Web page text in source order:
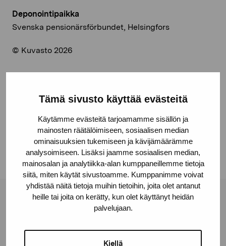
Tämä sivusto käyttää evästeitä
Käytämme evästeitä tarjoamamme sisällön ja
mainosten räätälöimiseen, sosiaalisen median
ominaisuuksien tukemiseen ja kävijämäärämme
analysoimiseen. Lisäksi jaamme sosiaalisen median,
mainosalan ja analytiikka-alan kumppaneillemme tietoja
siitä, miten käytät sivustoamme. Kumppanimme voivat
yhdistää näitä tietoja muihin tietoihin, joita olet antanut
heille tai joita on kerätty, kun olet käyttänyt heidän
palvelujaan.
Kiellä
Deponointipaikka
Svenska pensionärsförbundet, Helsingfors
© Kuvasto 2026
Facebook
Pro Artibus -säätiö